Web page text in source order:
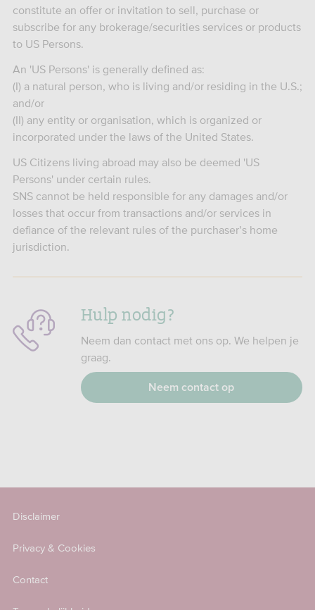
constitute an offer or invitation to sell, purchase or
subscribe for any brokerage/securities services or products
to US Persons.
An 'US Persons' is generally defined as:
(I) a natural person, who is living and/or residing in the U.S.;
and/or
(II) any entity or organisation, which is organized or
incorporated under the laws of the United States.
US Citizens living abroad may also be deemed 'US
Persons' under certain rules.
SNS cannot be held responsible for any damages and/or
losses that occur from transactions and/or services in
defiance of the relevant rules of the purchaser’s home
jurisdiction.
Hulp nodig?
Neem dan contact met ons op. We helpen je
graag.
Neem contact op
Disclaimer
Privacy & Cookies
Contact